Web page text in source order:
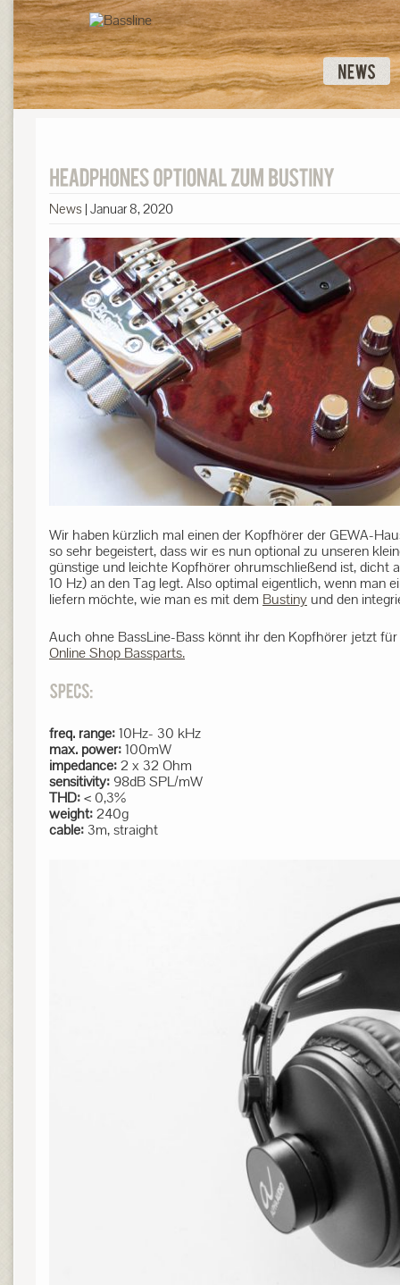
News | Januar 8, 2020
Wir haben kürzlich mal einen der Kopfhörer der GEWA-
so sehr begeistert, dass wir es nun optional zu unseren
günstige und leichte Kopfhörer ohrumschließend ist, dicht
10 Hz) an den Tag legt. Also optimal eigentlich, wenn
liefern möchte, wie man es mit dem Bustiny und den
Auch ohne BassLine-Bass könnt ihr den Kopfhörer jetzt
Online Shop Bassparts.
freq. range:10Hz- 30 kHz
max. power:100mW
impedance:2 x 32 Ohm
sensitivity: 98dB SPL/mW
THD:< 0,3%
weight:240g
cable: 3m, straight